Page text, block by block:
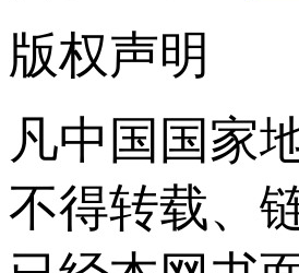
版权声明
凡中国国家
不得转载、